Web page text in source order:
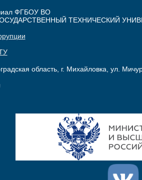
ФГБОУ ВО
ТЕХНИЧЕСКИЙ
область, г. Михайловка, ул.